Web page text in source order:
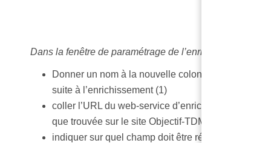
Dans la fenêtre de paramétrage de l’enrichissement :
Donner un nom à la nouvelle colonne qui sera
suite à l’enrichissement (1)
coller l’URL du web-service d’enrichissement telle
que trouvée sur le site Objectif-TDM (2)
indiquer sur quel champ doit être réalisé